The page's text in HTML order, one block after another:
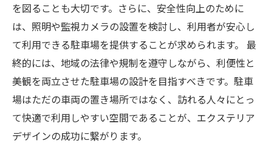
を図ることも大切です。さらに、安全性向上のために
は、照明や監視カメラの設置を検討し、利用者が安心し
て利用できる駐車場を提供することが求められます。 最
終的には、地域の法律や規制を遵守しながら、利便性と
美観を両立させた駐車場の設計を目指すべきです。駐車
場はただの車両の置き場所ではなく、訪れる人々にとっ
て快適で利用しやすい空間であることが、エクステリア
デザインの成功に繋がります。